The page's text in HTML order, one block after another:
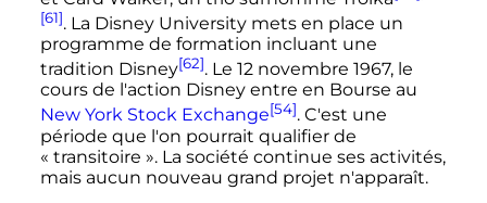
[61]. La Disney University mets en place un
programme de formation incluant une
tradition Disney[62]. Le 12 novembre 1967, le
cours de l'action Disney entre en Bourse au
New York Stock Exchange[54]. C'est une
période que l'on pourrait qualifier de
« transitoire ». La société continue ses activités,
mais aucun nouveau grand projet n'apparaît.